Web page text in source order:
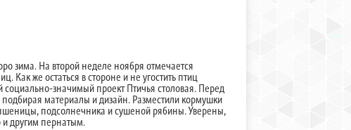
зима. На второй неделе ноября отмечается
Как же остаться в стороне и не угостить птиц
значимый проект Птичья столовая. Перед
материалы и дизайн. Разместили кормушки
подсолнечника и сушеной рябины. Уверены,
и другим пернатым.